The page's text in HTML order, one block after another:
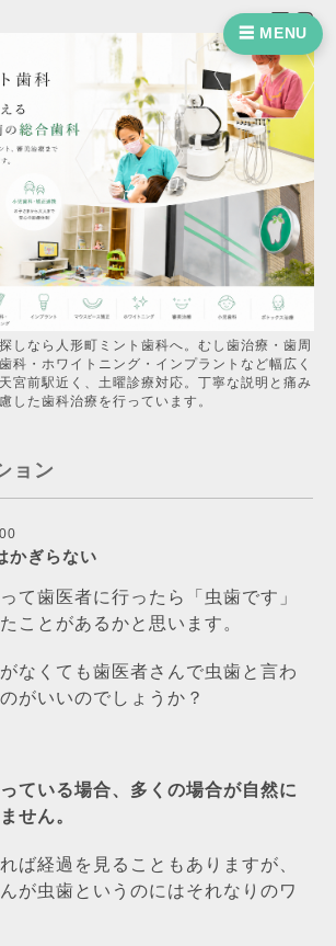
☰ MENU
しなら人形町ミント歯科へ。むし歯治療・歯周
科・ホワイトニング・インプラントなど幅広く
宮前駅近く、土曜診療対応。丁寧な説明と痛み
した歯科治療を行っています。
ョン
かぎらない
て歯医者に行ったら「虫歯です」
ことがあるかと思います。
なくても歯医者さんで虫歯と言わ
がいいのでしょうか？
ている場合、多くの場合が自然に
せん。
ば経過を見ることもありますが、
が虫歯というのにはそれなりのワ